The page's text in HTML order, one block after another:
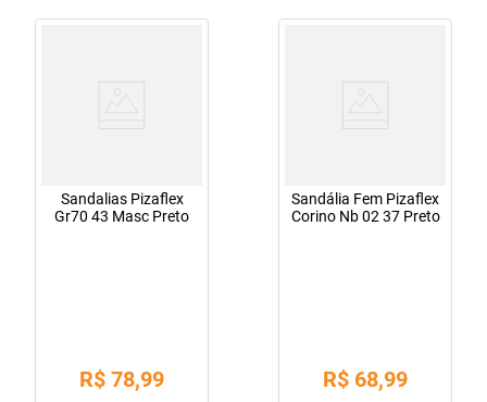
Sandalias Pizaflex
Gr70 43 Masc Preto
R$ 78,99
Sandália Fem Pizaflex
Corino Nb 02 37 Preto
R$ 68,99